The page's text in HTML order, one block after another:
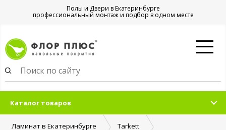
Полы и Двери в Екатеринбурге
профессиональный монтаж и подбор в одном месте
Каталог товаров
Ламинат в Екатеринбурге Tarkett